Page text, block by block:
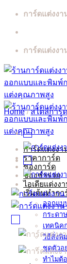
Skip
การ์ดแต่งง
การ์ดแต่งง
การ์ดแต่งงา
ราคาการ์ด
ซองการ์ด
ของชำร่วย
ไอเดียแต่งง
เริ่มต้นทำกา
ออกแบ
กระดา
เทคนิค
วิธีสั่งพิ
ชุดตัวอ
ทำไมต้
Home / สไตล์การ์